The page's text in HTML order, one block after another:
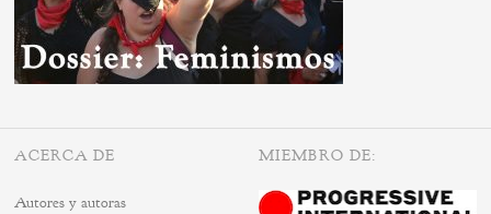
ACERCA DE
Autores y autoras
MIEMBRO DE: